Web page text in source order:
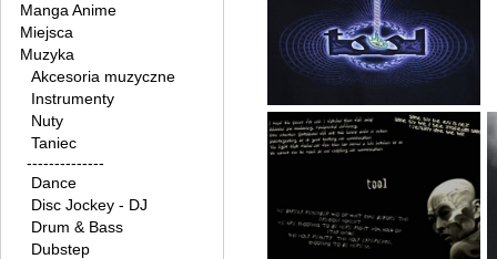
Manga Anime
Miejsca
Muzyka
Akcesoria muzyczne
Instrumenty
Nuty
Taniec
--------------
Dance
Disc Jockey - DJ
Drum & Bass
Dubstep